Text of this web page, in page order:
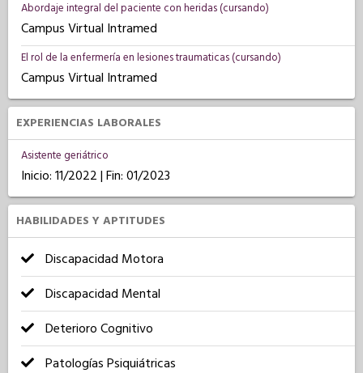
Abordaje integral del paciente con heridas (cursando)
Campus Virtual Intramed
El rol de la enfermería en lesiones traumaticas (cursando)
Campus Virtual Intramed
EXPERIENCIAS LABORALES
Asistente geriátrico
Inicio: 11/2022 | Fin: 01/2023
HABILIDADES Y APTITUDES
Discapacidad Motora
Discapacidad Mental
Deterioro Cognitivo
Patologías Psiquiátricas